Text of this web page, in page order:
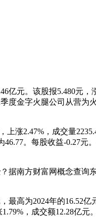
元。该股报5.480元，
度金字火腿公司从营为
涨2.47%，成交量
。每股收益-0.27元
南方财富网概念查询
高为2024年的16.52亿
，成交额12.28亿元。